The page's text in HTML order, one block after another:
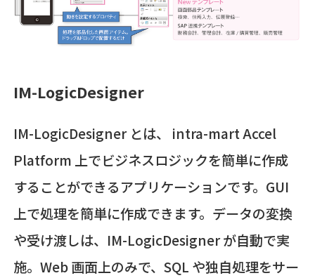
IM-LogicDesigner
IM-LogicDesigner とは、 intra-mart Accel
Platform 上でビジネスロジックを簡単に作成
することができるアプリケーションです。GUI
上で処理を簡単に作成できます。データの変換
や受け渡しは、IM-LogicDesigner が自動で実
施。Web 画面上のみで、SQL や独自処理をサー